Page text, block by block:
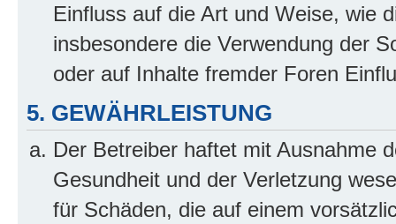
Einfluss auf die Art und Weise, wie
insbesondere die Verwendung der
oder auf Inhalte fremder Foren
5. GEWÄHRLEISTUNG
Der Betreiber haftet mit Ausnahme
Gesundheit und der Verletzung
für Schäden, die auf einem